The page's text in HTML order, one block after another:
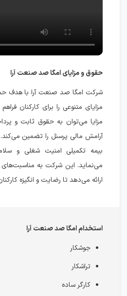
حقوق و مزایای امگا صد صنعت آرا
شرکت امگا صد صنعت آرا با هدف
مزایای متنوعی را برای کارکنان
مزایا می‌توان به حقوق ثابت و
آرامش مالی پرسنل را تضمین
بیمه تکمیلی امنیت شغلی و
می‌نماید. این شرکت به مناسبت‌های
ارائه می‌دهد تا رضایت و انگیزه
استخدام امگا صد صنعت آرا
جوشکار
تراشکار
کارگر ساده